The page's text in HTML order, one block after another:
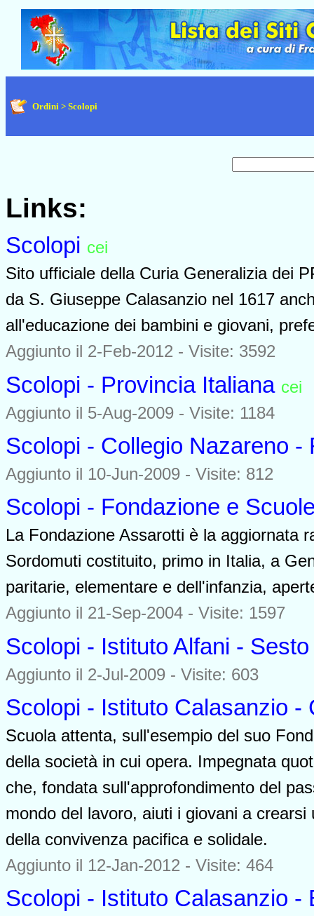
Ordini > Scolopi
Links:
Scolopi cei
Sito ufficiale della Curia Generalizia dei
da S. Giuseppe Calasanzio nel 1617
all'educazione dei bambini e giovani,
Aggiunto il 2-Feb-2012 - Visite: 3592
Scolopi - Provincia Italiana cei
Aggiunto il 5-Aug-2009 - Visite: 1184
Scolopi - Collegio Nazareno -
Aggiunto il 10-Jun-2009 - Visite: 812
Scolopi - Fondazione e
La Fondazione Assarotti è la aggiornata
Sordomuti costituito, primo in Italia, a
paritarie, elementare e dell'infanzia,
Aggiunto il 21-Sep-2004 - Visite: 1597
Scolopi - Istituto Alfani -
Aggiunto il 2-Jul-2009 - Visite: 603
Scolopi - Istituto Calasanzio -
Scuola attenta, sull'esempio del suo
della società in cui opera. Impegnata
che, fondata sull'approfondimento del
mondo del lavoro, aiuti i giovani a
della convivenza pacifica e solidale.
Aggiunto il 12-Jan-2012 - Visite: 464
Scolopi - Istituto Calasanzio -